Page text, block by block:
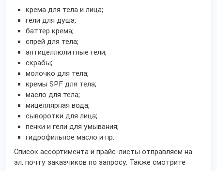
крема для тела и лица;
гели для душа;
баттер крема;
спрей для тела;
антицеллюлитные гели;
скрабы;
молочко для тела;
кремы SPF для тела;
масло для тела;
мицеллярная вода;
сыворотки для лица;
пенки и гели для умывания;
гидрофильное масло и пр.
Список ассортимента и прайс-листы отправляем на
эл. почту заказчиков по запросу. Также смотрите